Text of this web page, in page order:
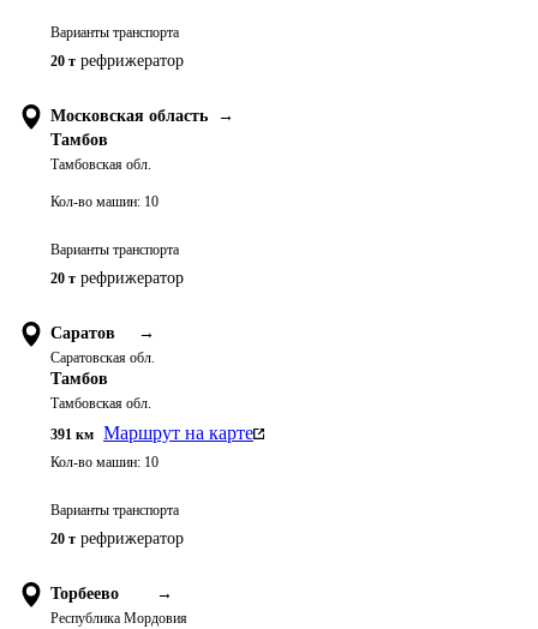
Варианты транспорта
20 т рефрижератор
Московская область
→
Тамбов
Тамбовская обл.
Кол-во машин: 10
Варианты транспорта
20 т рефрижератор
Саратов →
Саратовская обл.
Тамбов
Тамбовская обл.
391 км Маршрут на карте
Кол-во машин: 10
Варианты транспорта
20 т рефрижератор
Торбеево →
Республика Мордовия